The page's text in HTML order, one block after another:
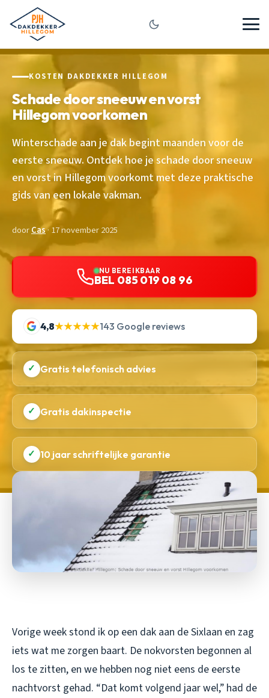
KOSTEN DAKDEKKER HILLEGOM
Schade door sneeuw en vorst
Hillegom voorkomen
Winterschade aan je dak begint maanden voor de
eerste sneeuw. Ontdek hoe je schade door sneeuw
en vorst in Hillegom voorkomt met deze praktische
gids van een lokale vakman.
doorCas· 17 november 2025
NU BEREIKBAAR
BEL 085 019 08 96
4,8★★★★★143 Google reviews
✓ Gratis telefonisch advies
✓ Gratis dakinspectie
✓ 10 jaar schriftelijke garantie
Vorige week stond ik op een dak aan de Sixlaan en zag
iets wat me zorgen baart. De nokvorsten begonnen al
los te zitten, en we hebben nog niet eens de eerste
nachtvorst gehad. “Dat komt volgend jaar wel,” had de